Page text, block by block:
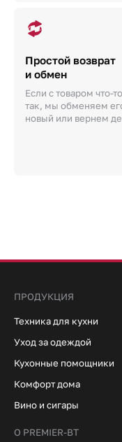
Простой возврат
и обмен
Если с товаром что-
так, мы обменяем
новый или вернем
ПРОДУКЦИЯ
Техника для кухни
Уход за одеждой
Кухонные помощники
Комфорт дома
Вино и сигары
О PREMIER-BT